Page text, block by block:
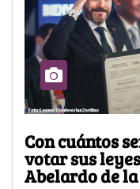
Con cuántos
votar sus
Abelardo de